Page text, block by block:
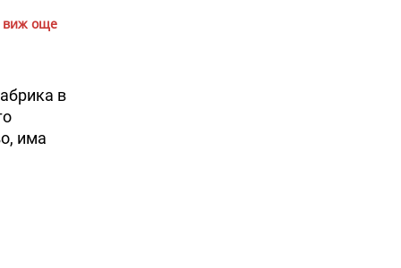
виж още
в
има